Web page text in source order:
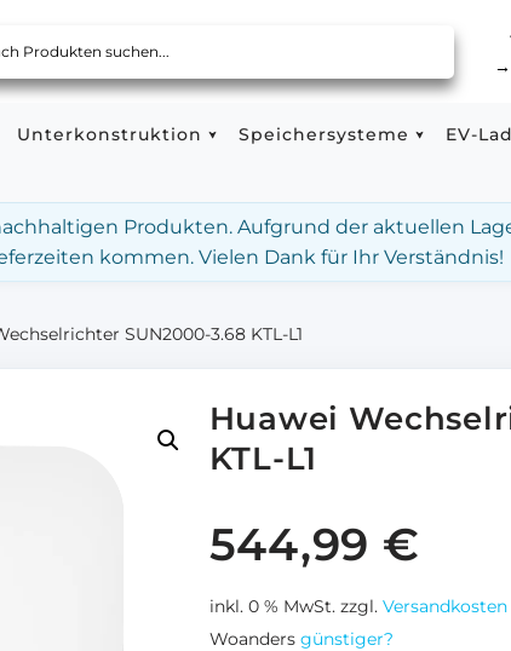
→
Unterkonstruktion Speichersysteme EV-
Produkten. Aufgrund der aktuellen
kommen. Vielen Dank für Ihr Verständnis!
SUN2000-3.68 KTL-L1
Huawei
KTL-L1
544,99 €
inkl. 0 % MwSt. zzgl. Versandkosten
Woanders günstiger?